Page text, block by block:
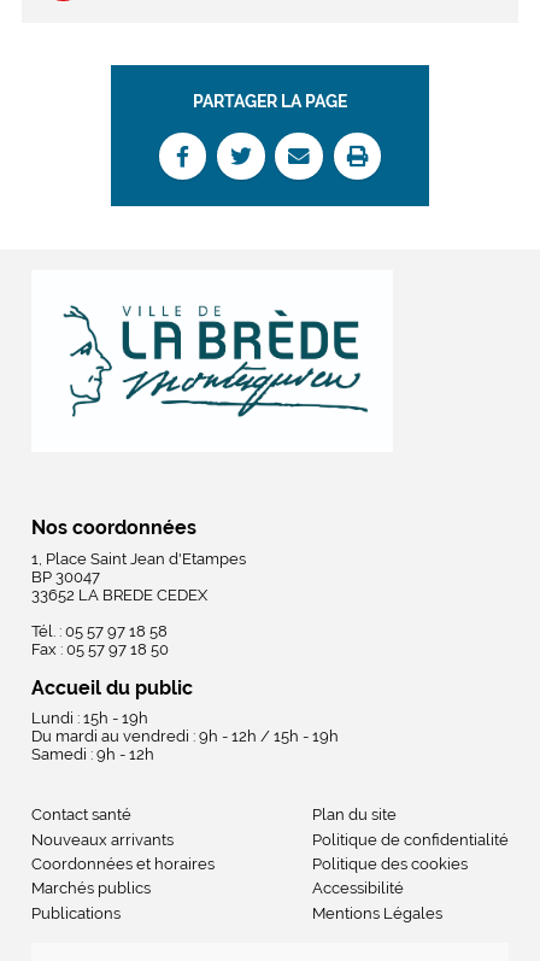
PARTAGER LA PAGE
Nos coordonnées
1, Place Saint Jean d'Etampes
BP 30047
33652 LA BREDE CEDEX
Tél. : 05 57 97 18 58
Fax : 05 57 97 18 50
Accueil du public
Lundi : 15h - 19h
Du mardi au vendredi : 9h - 12h / 15h - 19h
Samedi : 9h - 12h
Contact santé
Nouveaux arrivants
Coordonnées et horaires
Marchés publics
Publications
Plan du site
Politique de confidentialité
Politique des cookies
Accessibilité
Mentions Légales